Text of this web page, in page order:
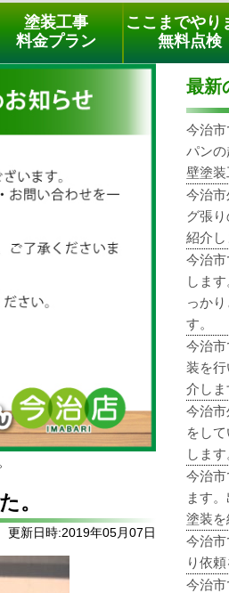
電話でのご相談
[9時～18時まで
phone03-3779-
塗装工事
料金プラン
ここまでやり
無料点検
。
更新日時:2019年05月07日
最新
今治
パン
壁塗装
今治
グ張
紹介し
今治
しま
っか
す。
今治
装を
介しま
今治
をし
します
今治
ます
塗装を
今治
り依
今治